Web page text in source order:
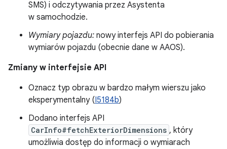
SMS) i odczytywania przez Asystenta
w samochodzie.
Wymiary pojazdu: nowy interfejs API do pobierania
wymiarów pojazdu (obecnie dane w AAOS).
Zmiany w interfejsie API
Oznacz typ obrazu w bardzo małym wierszu jako
eksperymentalny (I5184b)
Dodano interfejs API
CarInfo#fetchExteriorDimensions , który
umożliwia dostęp do informacji o wymiarach